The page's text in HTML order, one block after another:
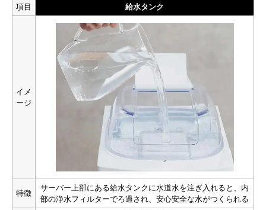
項目 給水タンク
イメ
ージ
特徴
サーバー上部にある給水タンクに水道水を注ぎ入れると、内
部の浄水フィルターでろ過され、安心安全な水がつくられる